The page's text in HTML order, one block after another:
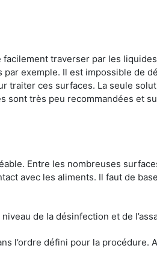
traverser par les
exemple. Il est impossible de
traiter ces surfaces. La seule
sont très peu recommandées et
Entre les nombreuses
avec les aliments. Il faut de
de la désinfection et de
l’ordre défini pour la procédure.